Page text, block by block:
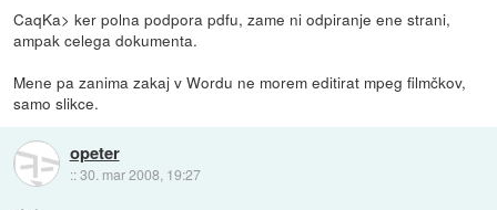
CaqKa> ker polna podpora pdfu, zame ni odpiranje ene strani,
ampak celega dokumenta.
Mene pa zanima zakaj v Wordu ne morem editirat mpeg filmčkov,
samo slikce.
opeter
::30. mar 2008, 19:27